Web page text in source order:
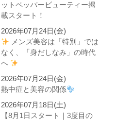
ットペッパービューティー掲
載スタート！
2026年07月24日(金)
メンズ美容は「特別」では
なく、「身だしなみ」の時代
へ
2026年07月24日(金)
熱中症と美容の関係
2026年07月18日(土)
【8月1日スタート｜3度目の